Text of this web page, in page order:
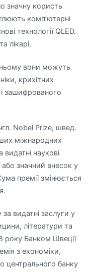
значну користь
комп’ютерні
технології QLED.
лікарі.
вони можуть
крихітних
зашифрованого
Nobel Prize, швед.
міжнародних
наукові
значний внесок у
премії змінюється
видатні заслуги у
літератури та
року Банком Швеції
з економіки,
центрального банку